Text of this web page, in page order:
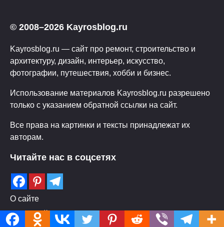
© 2008–2026 Kayrosblog.ru
Kayrosblog.ru — сайт про ремонт, строительство и
архитектуру, дизайн, интерьер, искусство,
фотографии, путешествия, хобби и бизнес.
Использование материалов Kayrosblog.ru разрешено
только с указанием обратной ссылки на сайт.
Все права на картинки и тексты принадлежат их
авторам.
Читайте нас в соцсетях
О сайте
Архив сайта kayrosblog.ru